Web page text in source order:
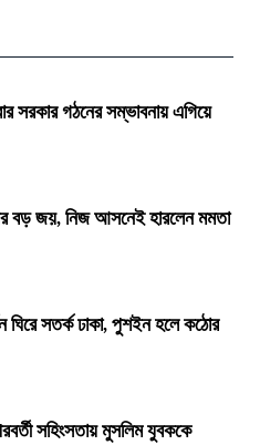
সরকার গঠনের সম্ভাবনায় এগিয়ে
বড় জয়, নিজ আসনেই হারলেন মমতা
ঘিরে সতর্ক ঢাকা, পুশইন হলে কঠোর
সহিংসতায় মুসলিম যুবককে